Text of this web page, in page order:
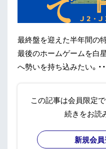
最終盤を迎えた半年間の
最後のホームゲームを白
へ勢いを持ち込みたい。・・
この記事は会員限定
続きをお読
新規会